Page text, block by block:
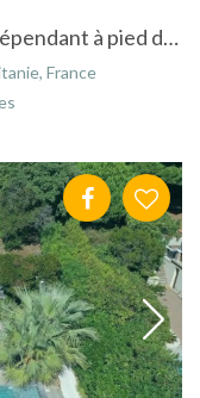
Villa grand confort avec studio indépendant à pied du centre historique d'Uzes
France